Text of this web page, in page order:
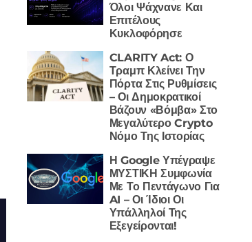
Όλοι Ψάχνανε Και
Επιτέλους
Κυκλοφόρησε
CLARITY Act: Ο
Τραμπ Κλείνει Την
Πόρτα Στις Ρυθμίσεις
– Οι Δημοκρατικοί
Βάζουν «Βόμβα» Στο
Μεγαλύτερο Crypto
Νόμο Της Ιστορίας
Η Google Υπέγραψε
ΜΥΣΤΙΚΗ Συμφωνία
Με Το Πεντάγωνο Για
AI – Οι Ίδιοι Οι
Υπάλληλοί Της
Εξεγείρονται!